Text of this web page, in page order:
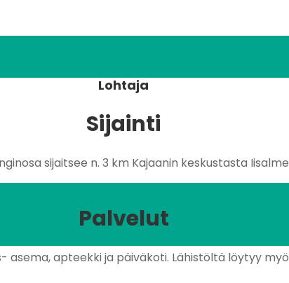
Lohtaja
Sijainti
sijaitsee n. 3 km Kajaanin keskustasta
Palvelut
asema, apteekki ja päiväkoti. Lähistöltä löytyy